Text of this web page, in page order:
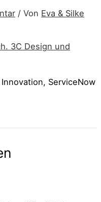
/ Von Eva & Silke
ServiceNow